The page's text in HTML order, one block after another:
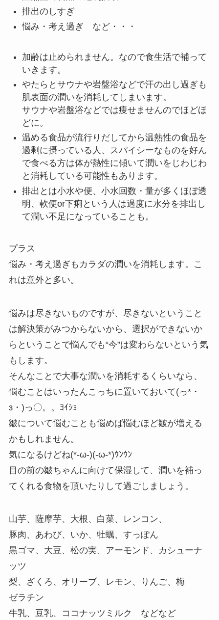
排出のしすぎ
悩み・考え過ぎ など・・・
加齢は止められません。なので食生活で補って
いきます。
やたらとサウナや岩盤浴などで汗の出し過ぎも
肌表面の潤いを消耗してしまいます。
サウナや岩盤浴などでは痩せませんのでほどほ
どに。
温める食品が流行りだしてから温熱性の食品を
過剰に摂っている人、スパイシーなものを好ん
で食べる方は体が熱性に傾いて潤いをじわじわ
と消耗している可能性もあります。
排出とは小水や便、小水回数・量が多くほぼ透
明、軟便or下痢という人は過度に水分を排出し
て潤い不足になっていることも。
プラス
悩み・考え過ぎもカラダの潤いを消耗します。こ
れは意外と多い。
悩みは尽きないものですが、尽きないということ
は解決策がみつからないから、選択ができないか
らということで悩んでも“今”は変わらないという気
もします。
そんなことで大事な潤いを消耗するくらいなら、
悩むことはいったんこっちに置いておいて(っ*・
з・)っ〇。。ﾖｲｼｮ
皺について悩むことも悩めば悩むほど皺が増える
かもしれません。
気になるけどね(*-ω-)(-ω-*)ｳﾝｳﾝ
目の前の皺ちゃんに向けて保湿して、潤いを補っ
てくれる食物を頂いたりして過ごしましょう。
山芋、薩摩芋、大根、白菜、レンコン、
豚肉、あわび、いか、牡蠣、すっぽん
黒ゴマ、大豆、松の実、アーモンド、カシューナ
ッツ
梨、ざくろ、オリーブ、レモン、りんご、梅
ゼラチン
牛乳、豆乳、ココナッツミルク などなど